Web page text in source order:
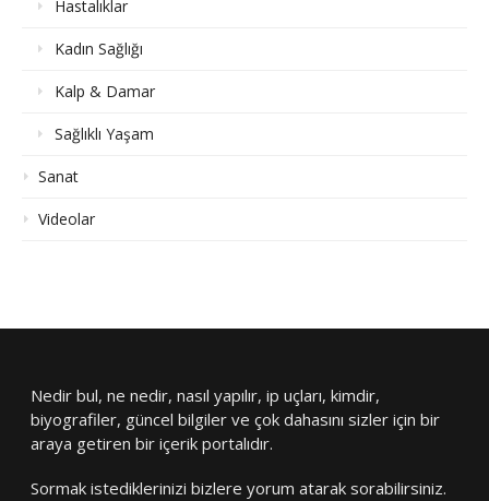
Hastalıklar
Kadın Sağlığı
Kalp & Damar
Sağlıklı Yaşam
Sanat
Videolar
Nedir bul, ne nedir, nasıl yapılır, ip uçları, kimdir,
biyografiler, güncel bilgiler ve çok dahasını sizler için bir
araya getiren bir içerik portalıdır.
Sormak istediklerinizi bizlere yorum atarak sorabilirsiniz.